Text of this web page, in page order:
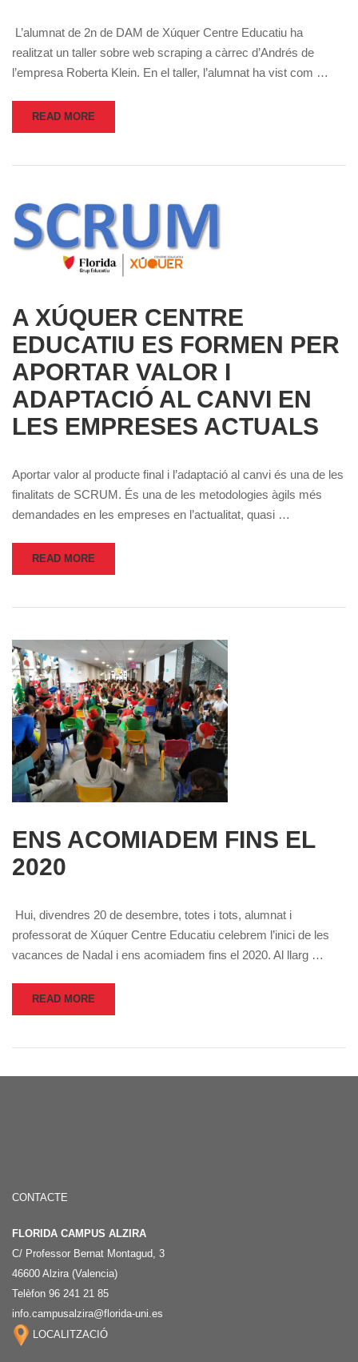
L’alumnat de 2n de DAM de Xúquer Centre Educatiu ha
realitzat un taller sobre web scraping a càrrec d’Andrés de
l’empresa Roberta Klein. En el taller, l’alumnat ha vist com …
READ MORE
A XÚQUER CENTRE
EDUCATIU ES FORMEN PER
APORTAR VALOR I
ADAPTACIÓ AL CANVI EN
LES EMPRESES ACTUALS
Aportar valor al producte final i l’adaptació al canvi és una de les
finalitats de SCRUM. És una de les metodologies àgils més
demandades en les empreses en l’actualitat, quasi …
READ MORE
ENS ACOMIADEM FINS EL
2020
Hui, divendres 20 de desembre, totes i tots, alumnat i
professorat de Xúquer Centre Educatiu celebrem l’inici de les
vacances de Nadal i ens acomiadem fins el 2020. Al llarg …
READ MORE
CONTACTE
FLORIDA CAMPUS ALZIRA
C/ Professor Bernat Montagud, 3
46600 Alzira (Valencia)
Telèfon 96 241 21 85
info.campusalzira@florida-uni.es
LOCALITZACIÓ